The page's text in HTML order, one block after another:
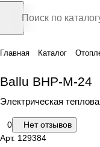
Главная Каталог
Ballu BHP-M-24
Электрическая
0
Нет отзывов
Арт. 129384